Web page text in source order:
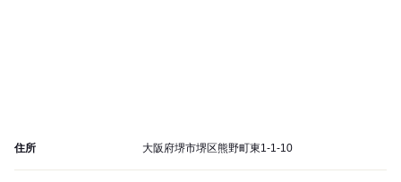
住所 大阪府堺市堺区熊野町東1-1-10